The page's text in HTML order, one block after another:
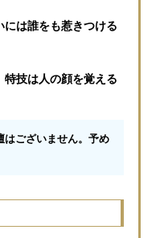
には誰をも惹きつける
特技は人の顔を覚える
ございません。予め